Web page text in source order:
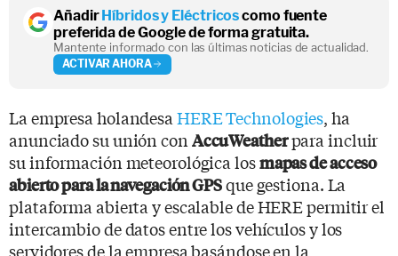
AñadirHíbridos y Eléctricoscomo fuente
preferida de Google de forma gratuita.
Mantente informado con las últimas noticias de actualidad.
ACTIVAR AHORA
La empresa holandesa HERE Technologies, ha
anunciado su unión con AccuWeatherpara incluir
su información meteorológica losmapas de acceso
abierto para la navegación GPSque gestiona. La
plataforma abierta y escalable de HERE permitir el
intercambio de datos entre los vehículos y los
servidores de la empresa basándose en la